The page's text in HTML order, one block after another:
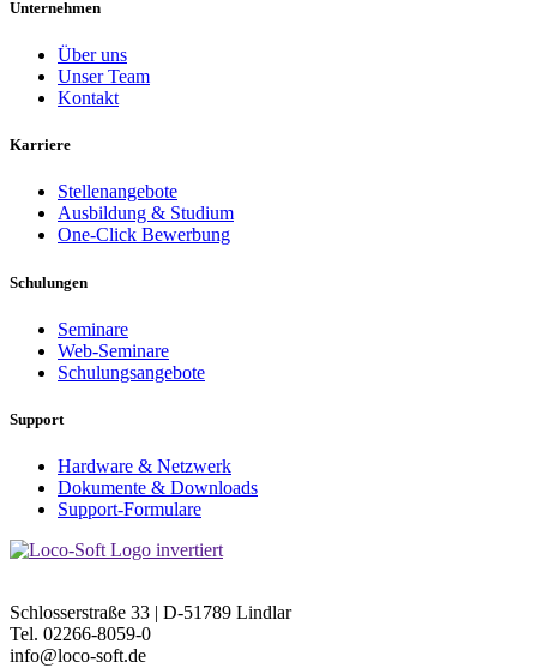
Unternehmen
Über uns
Unser Team
Kontakt
Karriere
Stellenangebote
Ausbildung & Studium
One-Click Bewerbung
Schulungen
Seminare
Web-Seminare
Schulungsangebote
Support
Hardware & Netzwerk
Dokumente & Downloads
Support-Formulare
Schlosserstraße 33 | D-51789 Lindlar
Tel. 02266-8059-0
info@loco-soft.de